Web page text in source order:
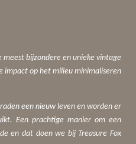
meest bijzondere en unieke vintage
impact op het milieu minimaliseren
een nieuw leven en worden er
Een prachtige manier om een
en dat doen we bij Treasure Fox